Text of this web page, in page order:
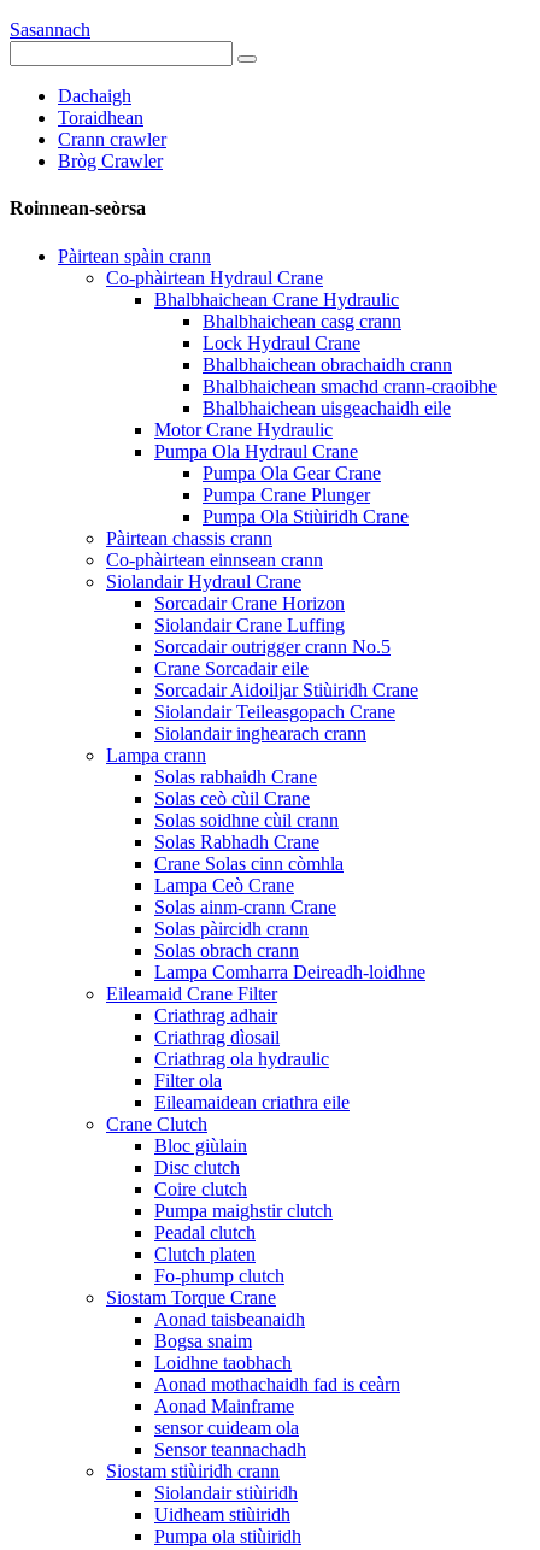
Sasannach
Dachaigh
Toraidhean
Crann crawler
Bròg Crawler
Roinnean-seòrsa
Pàirtean spàin crann
Co-phàirtean Hydraul Crane
Bhalbhaichean Crane Hydraulic
Bhalbhaichean casg crann
Lock Hydraul Crane
Bhalbhaichean obrachaidh crann
Bhalbhaichean smachd crann-craoibhe
Bhalbhaichean uisgeachaidh eile
Motor Crane Hydraulic
Pumpa Ola Hydraul Crane
Pumpa Ola Gear Crane
Pumpa Crane Plunger
Pumpa Ola Stiùiridh Crane
Pàirtean chassis crann
Co-phàirtean einnsean crann
Siolandair Hydraul Crane
Sorcadair Crane Horizon
Siolandair Crane Luffing
Sorcadair outrigger crann No.5
Crane Sorcadair eile
Sorcadair Aidoiljar Stiùiridh Crane
Siolandair Teileasgopach Crane
Siolandair inghearach crann
Lampa crann
Solas rabhaidh Crane
Solas ceò cùil Crane
Solas soidhne cùil crann
Solas Rabhadh Crane
Crane Solas cinn còmhla
Lampa Ceò Crane
Solas ainm-crann Crane
Solas pàircidh crann
Solas obrach crann
Lampa Comharra Deireadh-loidhne
Eileamaid Crane Filter
Criathrag adhair
Criathrag dìosail
Criathrag ola hydraulic
Filter ola
Eileamaidean criathra eile
Crane Clutch
Bloc giùlain
Disc clutch
Coire clutch
Pumpa maighstir clutch
Peadal clutch
Clutch platen
Fo-phump clutch
Siostam Torque Crane
Aonad taisbeanaidh
Bogsa snaim
Loidhne taobhach
Aonad mothachaidh fad is ceàrn
Aonad Mainframe
sensor cuideam ola
Sensor teannachadh
Siostam stiùiridh crann
Siolandair stiùiridh
Uidheam stiùiridh
Pumpa ola stiùiridh